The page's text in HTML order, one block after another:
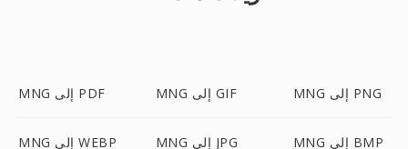
MNG إلى PDF MNG إلى GIF MNG إلى PNG
MNG إلى WEBP MNG إلى JPG MNG إلى BMP